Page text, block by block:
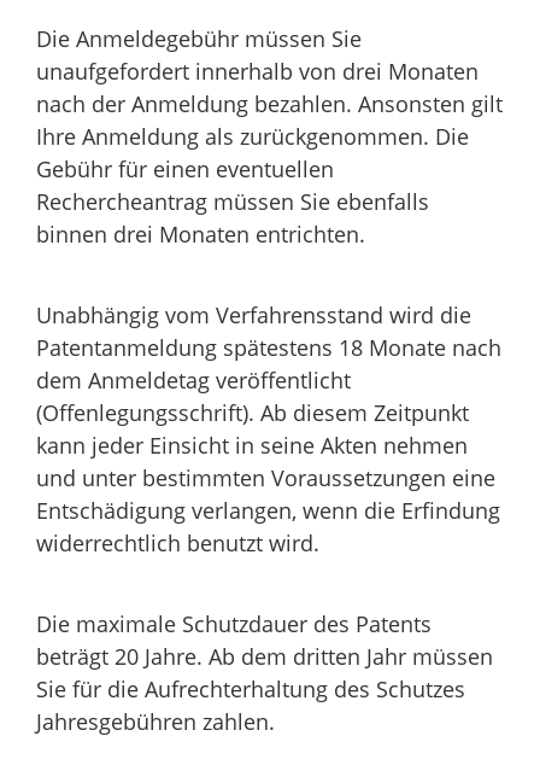
Die Anmeldegebühr müssen Sie
unaufgefordert innerhalb von drei Monaten
nach der Anmeldung bezahlen. Ansonsten gilt
Ihre Anmeldung als zurückgenommen. Die
Gebühr für einen eventuellen
Rechercheantrag müssen Sie ebenfalls
binnen drei Monaten entrichten.
Unabhängig vom Verfahrensstand wird die
Patentanmeldung spätestens 18 Monate nach
dem Anmeldetag veröffentlicht
(Offenlegungsschrift). Ab diesem Zeitpunkt
kann jeder Einsicht in seine Akten nehmen
und unter bestimmten Voraussetzungen eine
Entschädigung verlangen, wenn die Erfindung
widerrechtlich benutzt wird.
Die maximale Schutzdauer des Patents
beträgt 20 Jahre. Ab dem dritten Jahr müssen
Sie für die Aufrechterhaltung des Schutzes
Jahresgebühren zahlen.